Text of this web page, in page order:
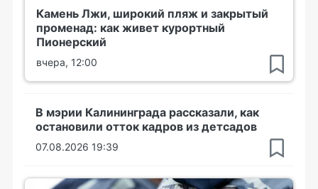
Камень Лжи, широкий пляж и закрытый
променад: как живет курортный
Пионерский
вчера, 12:00
В мэрии Калининграда рассказали, как
остановили отток кадров из детсадов
07.08.2026 19:39